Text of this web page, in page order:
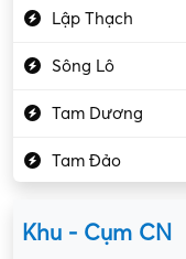
Kiểm soát chất
Kỹ sư cơ khí
Lập Thạch
Sông Lô
Tam Dương
Tam Đảo
Khu - Cụm CN